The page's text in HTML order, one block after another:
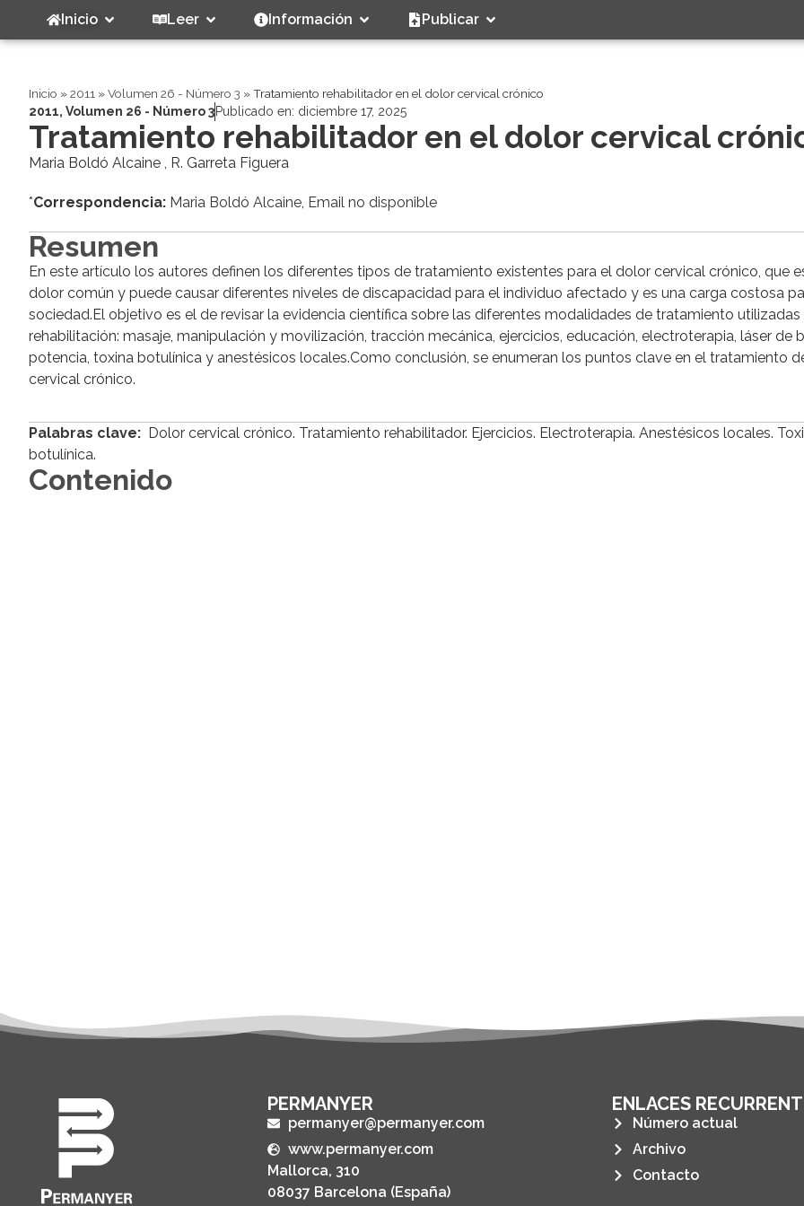
Inicio Leer Información Publicar
Inicio »2011 »Volumen 26 - Número 3 »Tratamiento rehabilitador en el dolor cervical crónico
2011, Volumen 26 - Número 3Publicado en: diciembre 17, 2025
Tratamiento rehabilitador en el dolor cervical
Maria Boldó Alcaine , R. Garreta Figuera
*Correspondencia: Maria Boldó Alcaine, Email no disponible
Resumen
En este artículo los autores definen los diferentes tipos de tratamiento existentes para el dolor cervical crónico, que
dolor común y puede causar diferentes niveles de discapacidad para el individuo afectado y es una carga costosa
sociedad.El objetivo es el de revisar la evidencia científica sobre las diferentes modalidades de tratamiento utilizadas
rehabilitación: masaje, manipulación y movilización, tracción mecánica, ejercicios, educación, electroterapia, láser de
potencia, toxina botulínica y anestésicos locales.Como conclusión, se enumeran los puntos clave en el tratamiento
cervical crónico.
Palabras clave: Dolor cervical crónico. Tratamiento rehabilitador. Ejercicios. Electroterapia. Anestésicos locales.
botulínica.
Contenido
PERMANYER
permanyer@permanyer.com
www.permanyer.com
Mallorca, 310
08037 Barcelona (España)
ENLACES
Número actual
Archivo
Contacto